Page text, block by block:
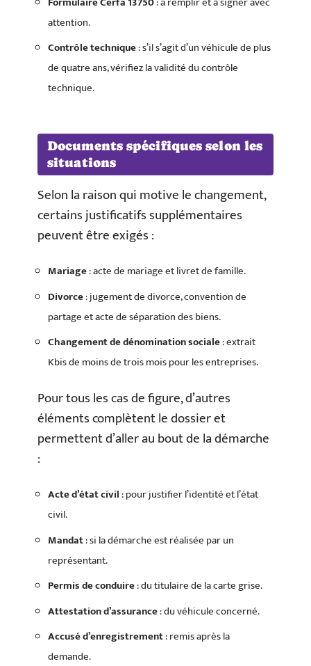
attention.
Contrôle technique: s’il s’agit d’un véhicule de plus
de quatre ans, vérifiez la validité du contrôle
technique.
Documents spécifiques selon les
situations
Selon la raison qui motive le changement,
certains justificatifs supplémentaires
peuvent être exigés :
Mariage: acte de mariage et livret de famille.
Divorce: jugement de divorce, convention de
partage et acte de séparation des biens.
Changement de dénomination sociale: extrait
Kbis de moins de trois mois pour les entreprises.
Pour tous les cas de figure, d’autres
éléments complètent le dossier et
permettent d’aller au bout de la démarche
:
Acte d’état civil: pour justifier l’identité et l’état
civil.
Mandat: si la démarche est réalisée par un
représentant.
Permis de conduire: du titulaire de la carte grise.
Attestation d’assurance: du véhicule concerné.
Accusé d’enregistrement: remis après la
demande.